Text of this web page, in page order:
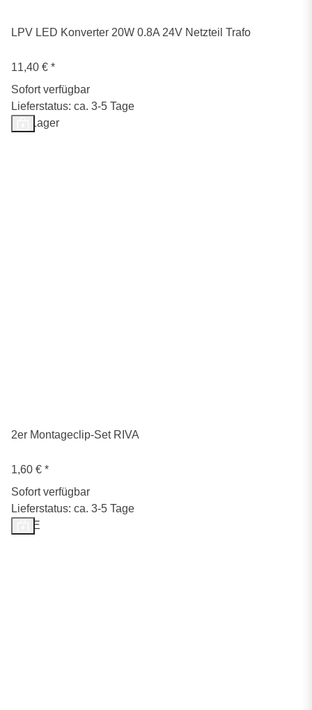
LPV LED Konverter 20W 0.8A 24V Netzteil Trafo
11,40 € *
Sofort verfügbar
Lieferstatus: ca. 3-5 Tage
Auf Lager
2er Montageclip-Set RIVA
1,60 € *
Sofort verfügbar
Lieferstatus: ca. 3-5 Tage
SALE